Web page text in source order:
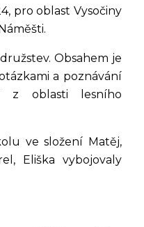
pro oblast Vysočiny
Obsahem je
a poznávání
z oblasti lesního
ve složení Matěj,
Eliška vybojovaly